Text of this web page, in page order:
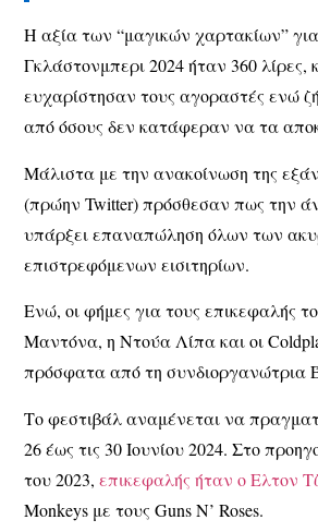
Η αξία των “μαγικών χαρτακίων”
Γκλάστονμπερι 2024 ήταν 360 λίρες,
ευχαρίστησαν τους αγοραστές ενώ
από όσους δεν κατάφεραν να τα
Μάλιστα με την ανακοίνωση της
(πρώην Twitter) πρόσθεσαν πως την
υπάρξει επαναπώληση όλων των
επιστρεφόμενων εισιτηρίων.
Ενώ, οι φήμες για τους επικεφαλής
Μαντόνα, η Ντούα Λίπα και οι
πρόσφατα από τη συνδιοργανώτρια
Το φεστιβάλ αναμένεται να
26 έως τις 30 Ιουνίου 2024. Στο
του 2023,επικεφαλής ήταν ο Ελτον
Monkeys με τους Guns N’ Roses.